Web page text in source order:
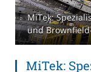
MiTek:
und
MiTek: